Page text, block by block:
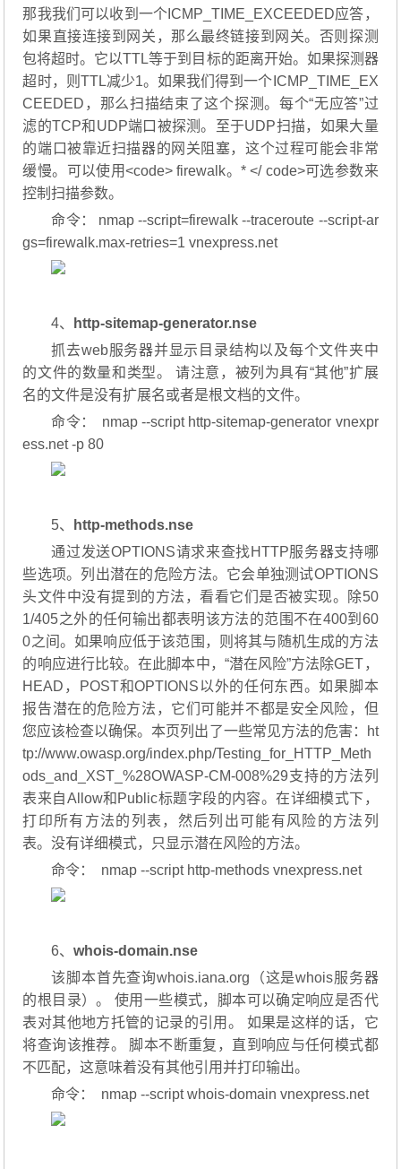
那我我们可以收到一个ICMP_TIME_EXCEEDED应答，
如果直接连接到网关，那么最终链接到网关。否则探测
包将超时。它以TTL等于到目标的距离开始。如果探测器
超时，则TTL减少1。如果我们得到一个ICMP_TIME_EX
CEEDED，那么扫描结束了这个探测。每个“无应答”过
滤的TCP和UDP端口被探测。至于UDP扫描，如果大量
的端口被靠近扫描器的网关阻塞，这个过程可能会非常
缓慢。可以使用<code> firewalk。* </ code>可选参数来
控制扫描参数。
命令： nmap --script=firewalk --traceroute --script-ar
gs=firewalk.max-retries=1 vnexpress.net
4、
http-sitemap-generator.nse
抓去web服务器并显示目录结构以及每个文件夹中
的文件的数量和类型。 请注意，被列为具有“其他”扩展
名的文件是没有扩展名或者是根文档的文件。
命令： nmap --script http-sitemap-generator vnexpr
ess.net -p 80
5、
http-methods.nse
通过发送OPTIONS请求来查找HTTP服务器支持哪
些选项。列出潜在的危险方法。它会单独测试OPTIONS
头文件中没有提到的方法，看看它们是否被实现。除50
1/405之外的任何输出都表明该方法的范围不在400到60
0之间。如果响应低于该范围，则将其与随机生成的方法
的响应进行比较。在此脚本中，“潜在风险”方法除GET，
HEAD，POST和OPTIONS以外的任何东西。如果脚本
报告潜在的危险方法，它们可能并不都是安全风险，但
您应该检查以确保。本页列出了一些常见方法的危害：ht
tp://www.owasp.org/index.php/Testing_for_HTTP_Meth
ods_and_XST_%28OWASP-CM-008%29支持的方法列
表来自Allow和Public标题字段的内容。在详细模式下，
打印所有方法的列表，然后列出可能有风险的方法列
表。没有详细模式，只显示潜在风险的方法。
命令： nmap --script http-methods vnexpress.net
6、whois-domain.nse
该脚本首先查询whois.iana.org（这是whois服务器
的根目录）。 使用一些模式，脚本可以确定响应是否代
表对其他地方托管的记录的引用。 如果是这样的话，它
将查询该推荐。 脚本不断重复，直到响应与任何模式都
不匹配，这意味着没有其他引用并打印输出。
命令： nmap --script whois-domain vnexpress.net